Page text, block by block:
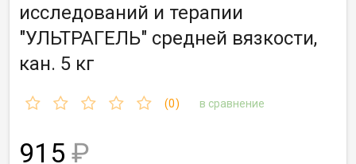
исследований и терапии
"УЛЬТРАГЕЛЬ" средней вязкости,
кан. 5 кг
(0) в сравнение
915 ₽